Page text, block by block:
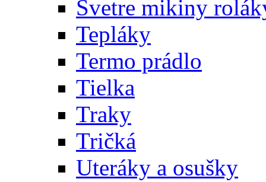
Svetre mikiny
Tepláky
Termo prádlo
Tielka
Traky
Tričká
Uteráky a osušky